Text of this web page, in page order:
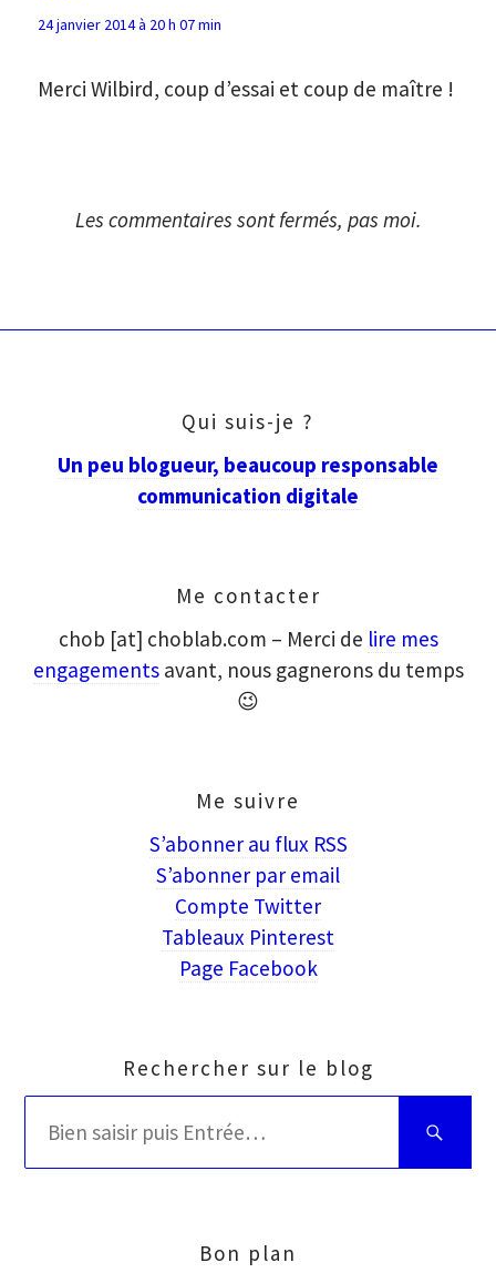
24 janvier 2014 à 20 h 07 min
Merci Wilbird, coup d’essai et coup de maître !
Les commentaires sont fermés, pas moi.
Qui suis-je ?
Un peu blogueur, beaucoup responsable
communication digitale
Me contacter
chob [at] choblab.com – Merci de lire mes
engagementsavant, nous gagnerons du temps
😉
Me suivre
S’abonner au flux RSS
S’abonner par email
Compte Twitter
Tableaux Pinterest
Page Facebook
Rechercher sur le blog
Bien
Bon plan